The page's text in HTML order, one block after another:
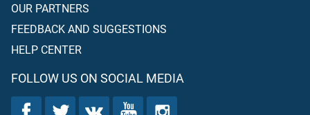
OUR PARTNERS
FEEDBACK AND SUGGESTIONS
HELP CENTER
FOLLOW US ON SOCIAL MEDIA